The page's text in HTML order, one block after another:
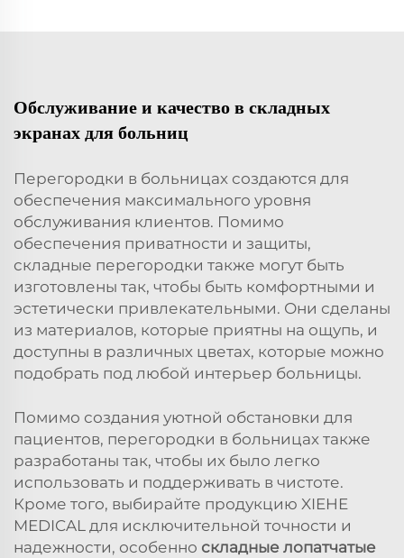
Обслуживание и качество в складных
экранах для больниц
Перегородки в больницах создаются для
обеспечения максимального уровня
обслуживания клиентов. Помимо
обеспечения приватности и защиты,
складные перегородки также могут быть
изготовлены так, чтобы быть комфортными и
эстетически привлекательными. Они сделаны
из материалов, которые приятны на ощупь, и
доступны в различных цветах, которые можно
подобрать под любой интерьер больницы.
Помимо создания уютной обстановки для
пациентов, перегородки в больницах также
разработаны так, чтобы их было легко
использовать и поддерживать в чистоте.
Кроме того, выбирайте продукцию XIEHE
MEDICAL для исключительной точности и
надежности, особенно складные лопатчатые